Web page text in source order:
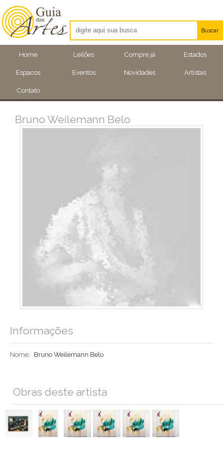
Home Leilões Compre já Estados
Espacos Eventos Novidades Artistas
Contato
Buscar
Artistas
Eventos
Bruno Weilemann Belo
Informações
Nome: Bruno Weilemann Belo
Obras deste artista